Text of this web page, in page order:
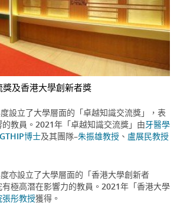
及香港大學創新者獎
設立了大學層面的「卓越知識交流獎」，表
教員。2021年「卓越知識交流獎」由牙醫學
博士及其團隊–朱振雄教授 、 盧展民教授
亦設立了大學層面的「香港大學創新者
極高潛在影響力的教員。2021年「香港大學
張彤教授獲得。